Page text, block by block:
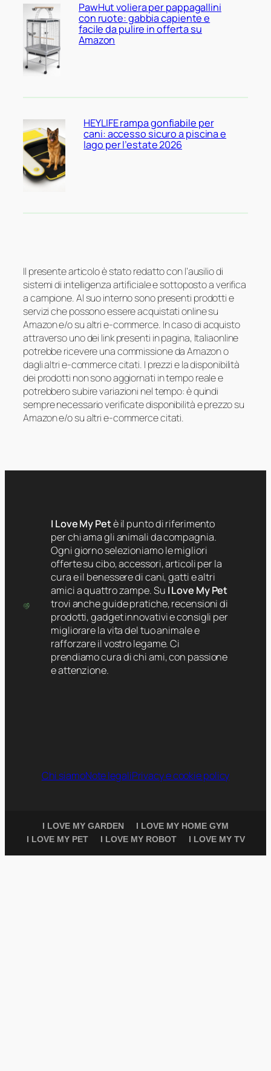
PawHut voliera per pappagallini
con ruote: gabbia capiente e
facile da pulire in offerta su
Amazon
HEYLIFE rampa gonfiabile per
cani: accesso sicuro a piscina e
lago per l’estate 2026
Il presente articolo è stato redatto con l’ausilio di
sistemi di intelligenza artificiale e sottoposto a verifica
a campione. Al suo interno sono presenti prodotti e
servizi che possono essere acquistati online su
Amazon e/o su altri e-commerce. In caso di acquisto
attraverso uno dei link presenti in pagina, Italiaonline
potrebbe ricevere una commissione da Amazon o
dagli altri e-commerce citati. I prezzi e la disponibilità
dei prodotti non sono aggiornati in tempo reale e
potrebbero subire variazioni nel tempo: è quindi
sempre necessario verificate disponibilità e prezzo su
Amazon e/o su altri e-commerce citati.
I Love My Petè il punto di riferimento
per chi ama gli animali da compagnia.
Ogni giorno selezioniamo le migliori
offerte su cibo, accessori, articoli per la
cura e il benessere di cani, gatti e altri
amici a quattro zampe. Su I Love My Pet
trovi anche guide pratiche, recensioni di
prodotti, gadget innovativi e consigli per
migliorare la vita del tuo animale e
rafforzare il vostro legame. Ci
prendiamo cura di chi ami, con passione
e attenzione.
Chi siamoNote legaliPrivacy e cookie policy
I LOVE MY GARDEN
I LOVE MY HOME GYM
I LOVE MY PET
I LOVE MY ROBOT I LOVE MY TV